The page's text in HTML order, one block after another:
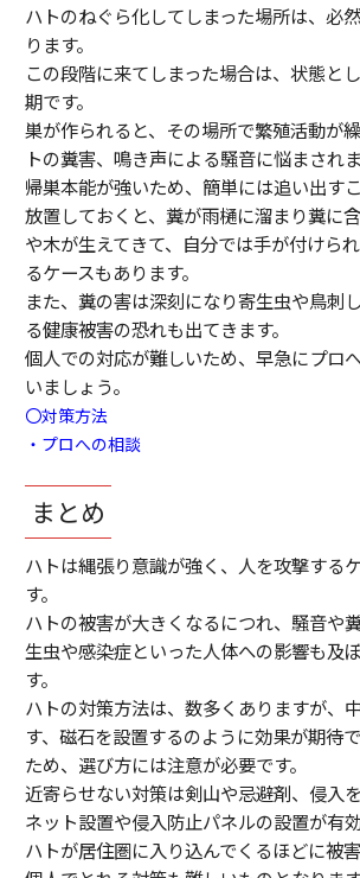
ハトのねぐら化してしまった場所は、必
ります。
この段階に来てしまった場合は、状態と
期です。
巣が作られると、その場所で繁殖活動が
トの糞害、鳴き声による騒音に悩まされま
帰巣本能が強いため、簡単には追い出す
放置しておくと、糞が雨樋に溜まり糞に
や木が生えてきて、自分では手が付けら
るケースもあります。
また、糞の害は深刻になり寄生虫や鳥刺
る健康被害の恐れも出てきます。
個人での対応が難しいため、早急にプロ
いましょう。
〇対策方法
・プロへの相談
まとめ
ハトは縄張り意識が強く、人を攻撃する
す。
ハトの被害が大きくなるにつれ、騒音や
生虫や感染症といった人体への影響も及
す。
ハトの対策方法は、数多くありますが、
す、磁石を設置するのように効果が期待
ため、選び方には注意が必要です。
近寄らせない対策は剣山や忌避剤、侵入
ネット設置や侵入防止パネルの設置が有効
ハトが居住圏に入り込んでくるほどに被害